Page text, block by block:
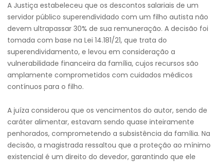
A Justiça estabeleceu que os descontos salariais de um
servidor público superendividado com um filho autista não
devem ultrapassar 30% de sua remuneração. A decisão foi
tomada com base na Lei 14.181/21, que trata do
superendividamento, e levou em consideração a
vulnerabilidade financeira da família, cujos recursos são
amplamente comprometidos com cuidados médicos
contínuos para o filho.
A juíza considerou que os vencimentos do autor, sendo de
caráter alimentar, estavam sendo quase inteiramente
penhorados, comprometendo a subsistência da família. Na
decisão, a magistrada ressaltou que a proteção ao mínimo
existencial é um direito do devedor, garantindo que ele